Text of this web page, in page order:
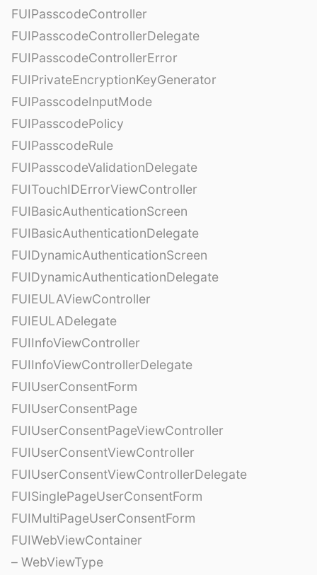
FUIPasscodeController
FUIPasscodeControllerDelegate
FUIPasscodeControllerError
FUIPrivateEncryptionKeyGenerator
FUIPasscodeInputMode
FUIPasscodePolicy
FUIPasscodeRule
FUIPasscodeValidationDelegate
FUITouchIDErrorViewController
FUIBasicAuthenticationScreen
FUIBasicAuthenticationDelegate
FUIDynamicAuthenticationScreen
FUIDynamicAuthenticationDelegate
FUIEULAViewController
FUIEULADelegate
FUIInfoViewController
FUIInfoViewControllerDelegate
FUIUserConsentForm
FUIUserConsentPage
FUIUserConsentPageViewController
FUIUserConsentViewController
FUIUserConsentViewControllerDelegate
FUISinglePageUserConsentForm
FUIMultiPageUserConsentForm
FUIWebViewContainer
– WebViewType